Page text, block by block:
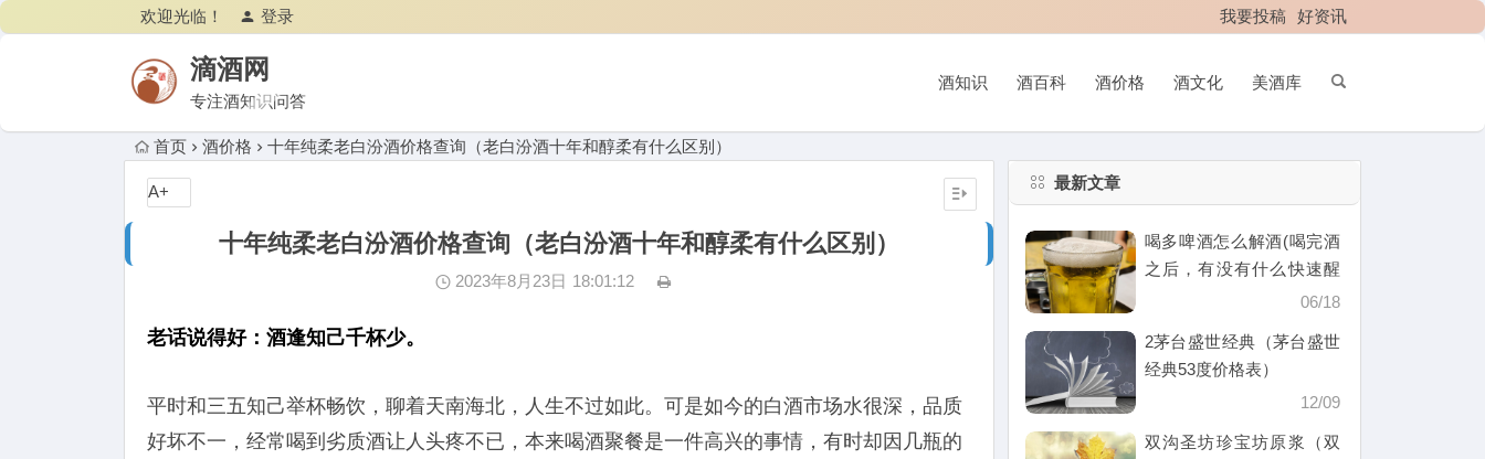
欢迎光临！ 登录 我要投稿 好资讯
滴酒网
专注酒知识问答
酒知识 酒百科 酒价格 酒文化 美酒库
首页 酒价格 十年纯柔老白汾酒价格查询（老白汾酒十年和醇柔有什么区别）
十年纯柔老白汾酒价格查询（老白汾酒十年和醇柔有什么区别）
2023年8月23日 18:01:12
老话说得好：酒逢知己千杯少。
平时和三五知己举杯畅饮，聊着天南海北，人生不过如此。可是如今的白酒市场水很深，品质
好坏不一，经常喝到劣质酒让人头疼不已，本来喝酒聚餐是一件高兴的事情，有时却因几瓶的
A+ 最新文章
喝多啤酒怎么解酒(喝完酒
之后，有没有什么快速醒
06/18
2茅台盛世经典（茅台盛世
经典53度价格表）
12/09
双沟圣坊珍宝坊原浆（双